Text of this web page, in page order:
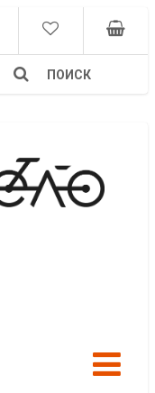
ПОИСК